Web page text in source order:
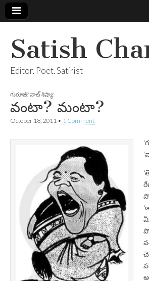
Satish
Editor. Poet. Satirist
గురూజీ? వాట్ శిష్యా!
వంటా? మంటా?
October 18, 2011 • 1 Comment